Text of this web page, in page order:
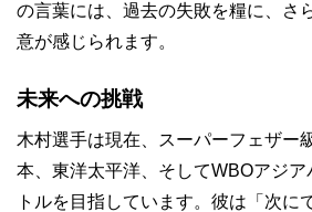
の言葉には、過去の失敗を糧に、さ
意が感じられます。
未来への挑戦
木村選手は現在、スーパーフェザー
本、東洋太平洋、そしてWBOアジア
トルを目指しています。彼は「次に